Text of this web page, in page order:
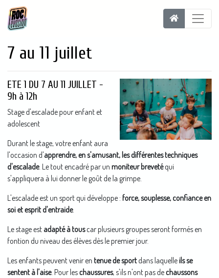
7 au 11 juillet
ETE 1 DU 7 AU 11 JUILLET -
9h à 12h
Stage d'escalade pour enfant et
adolescent
Durant le stage, votre enfant aura
l'occasion d'apprendre, en s'amusant, les différentes techniques
d'escalade. Le tout encadré par un moniteur brevetéqui
s'appliquera à lui donner le goût de la grimpe.
L'escalade est un sport qui développe : force, souplesse, confiance en
soi et esprit d'entraide.
Le stage est adapté à touscar plusieurs groupes seront formés en
fontion du niveau des élèves dès le premier jour.
Les enfants peuvent venir en tenue de sportdans laquelleils se
sentent à l'aise. Pour leschaussures, s'ils n'ont pas dechaussons